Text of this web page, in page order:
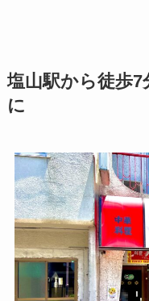
塩山駅から徒歩7
に